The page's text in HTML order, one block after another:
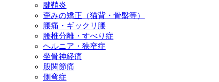
腱鞘炎
歪みの矯正（猫背・骨盤等）
腰痛・ギックリ腰
腰椎分離・すべり症
ヘルニア・狭窄症
坐骨神経痛
股関節痛
側弯症